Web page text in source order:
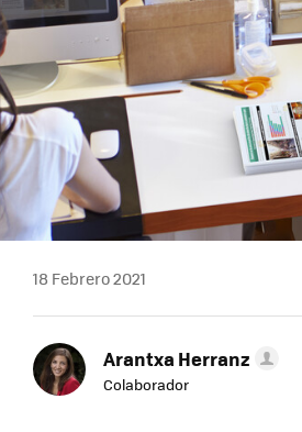
18 Febrero 2021
Arantxa Herranz
Colaborador